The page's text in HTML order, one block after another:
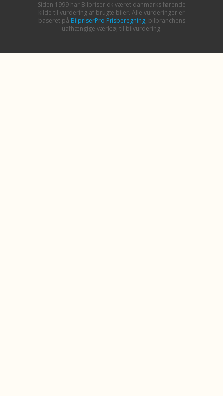
Siden 1999 har Bilpriser.dk været danmarks førende
kilde til vurdering af brugte biler. Alle vurderinger er
baseret på BilpriserPro Prisberegning, bilbranchens
uafhængige værktøj til bilvurdering.